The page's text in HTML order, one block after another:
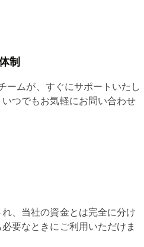
制
ームが、すぐにサポートいたし
つでもお気軽にお問い合わせ
、当社の資金とは完全に分け
要なときにご利用いただけま